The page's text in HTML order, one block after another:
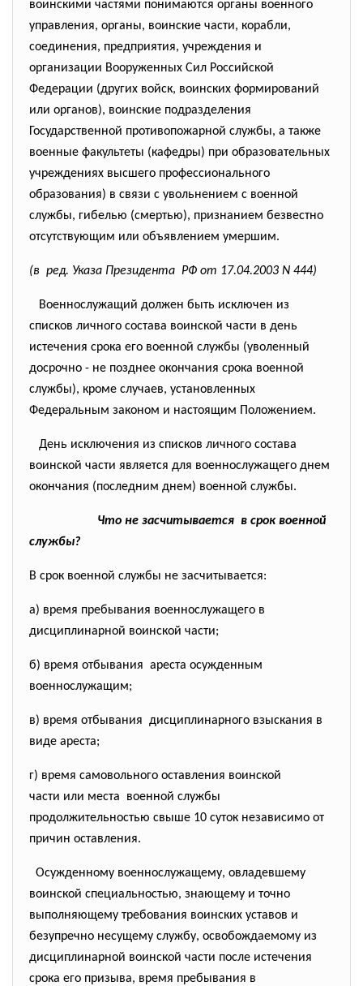
воинскими частями понимаются органы военного
управления, органы, воинские части, корабли,
соединения, предприятия, учреждения и
организации Вооруженных Сил Российской
Федерации (других войск, воинских формирований
или органов), воинские подразделения
Государственной противопожарной службы, а также
военные факультеты (кафедры) при образовательных
учреждениях высшего профессионального
образования) в связи с увольнением с военной
службы, гибелью (смертью), признанием безвестно
отсутствующим или объявлением умершим.
(в ред. Указа Президента РФ от 17.04.2003 N 444)
Военнослужащий должен быть исключен из
списков личного состава воинской части в день
истечения срока его военной службы (уволенный
досрочно - не позднее окончания срока военной
службы), кроме случаев, установленных
Федеральным законом и настоящим Положением.
День исключения из списков личного состава
воинской части является для военнослужащего днем
окончания (последним днем) военной службы.
Что не засчитывается в срок военной
службы?
В срок военной службы не засчитывается:
а) время пребывания военнослужащего в
дисциплинарной воинской части;
б) время отбывания ареста осужденным
военнослужащим;
в) время отбывания дисциплинарного взыскания в
виде ареста;
г) время самовольного оставления воинской
части или места военной службы
продолжительностью свыше 10 суток независимо от
причин оставления.
Осужденному военнослужащему, овладевшему
воинской специальностью, знающему и точно
выполняющему требования воинских уставов и
безупречно несущему службу, освобождаемому из
дисциплинарной воинской части после истечения
срока его призыва, время пребывания в